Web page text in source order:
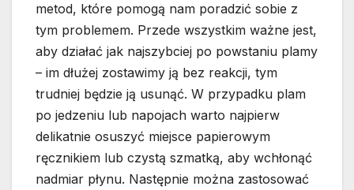
metod, które pomogą nam poradzić sobie z
tym problemem. Przede wszystkim ważne jest,
aby działać jak najszybciej po powstaniu plamy
– im dłużej zostawimy ją bez reakcji, tym
trudniej będzie ją usunąć. W przypadku plam
po jedzeniu lub napojach warto najpierw
delikatnie osuszyć miejsce papierowym
ręcznikiem lub czystą szmatką, aby wchłonąć
nadmiar płynu. Następnie można zastosować